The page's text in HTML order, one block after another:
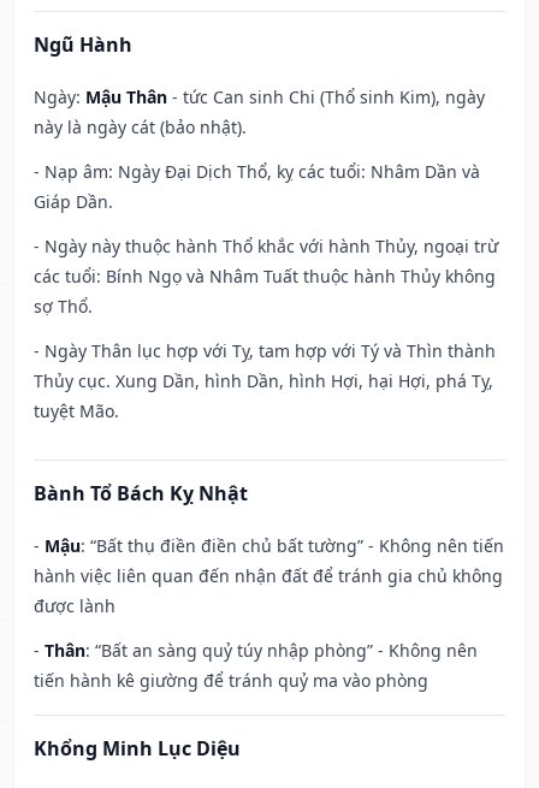
Ngũ Hành
Ngày: Mậu Thân - tức Can sinh Chi (Thổ sinh Kim), ngày
này là ngày cát (bảo nhật).
- Nạp âm: Ngày Đại Dịch Thổ, kỵ các tuổi: Nhâm Dần và
Giáp Dần.
- Ngày này thuộc hành Thổ khắc với hành Thủy, ngoại trừ
các tuổi: Bính Ngọ và Nhâm Tuất thuộc hành Thủy không
sợ Thổ.
- Ngày Thân lục hợp với Tỵ, tam hợp với Tý và Thìn thành
Thủy cục. Xung Dần, hình Dần, hình Hợi, hại Hợi, phá Tỵ,
tuyệt Mão.
Bành Tổ Bách Kỵ Nhật
- Mậu: “Bất thụ điền điền chủ bất tường” - Không nên tiến
hành việc liên quan đến nhận đất để tránh gia chủ không
được lành
- Thân: “Bất an sàng quỷ túy nhập phòng” - Không nên
tiến hành kê giường để tránh quỷ ma vào phòng
Khổng Minh Lục Diệu